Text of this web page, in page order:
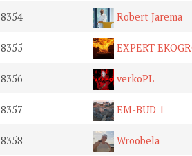
8354 Robert Jarema
8355 EXPERT
8356 verkoPL
8357 EM-BUD 1
8358 Wroobela